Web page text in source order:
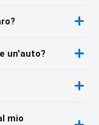
un'auto?
mio